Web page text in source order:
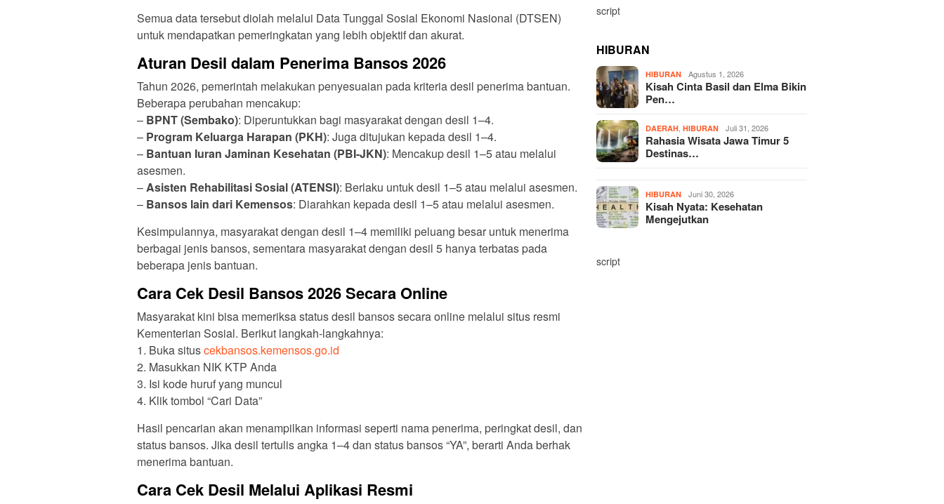
Semua data tersebut diolah melalui Data Tunggal Sosial Ekonomi Nasional (DTSEN)
untuk mendapatkan pemeringkatan yang lebih objektif dan akurat.
Aturan Desil dalam Penerima Bansos 2026
Tahun 2026, pemerintah melakukan penyesuaian pada kriteria desil penerima bantuan.
Beberapa perubahan mencakup:
– BPNT (Sembako): Diperuntukkan bagi masyarakat dengan desil 1–4.
– Program Keluarga Harapan (PKH): Juga ditujukan kepada desil 1–4.
– Bantuan Iuran Jaminan Kesehatan (PBI-JKN): Mencakup desil 1–5 atau melalui
asesmen.
–Asisten Rehabilitasi Sosial (ATENSI): Berlaku untuk desil 1–5 atau melalui asesmen.
– Bansos lain dari Kemensos: Diarahkan kepada desil 1–5 atau melalui asesmen.
Kesimpulannya, masyarakat dengan desil 1–4 memiliki peluang besar untuk menerima
berbagai jenis bansos, sementara masyarakat dengan desil 5 hanya terbatas pada
beberapa jenis bantuan.
Cara Cek Desil Bansos 2026 Secara Online
Masyarakat kini bisa memeriksa status desil bansos secara online melalui situs resmi
Kementerian Sosial. Berikut langkah-langkahnya:
1. Buka situscekbansos.kemensos.go.id
2. Masukkan NIK KTP Anda
3. Isi kode huruf yang muncul
4. Klik tombol “Cari Data”
Hasil pencarian akan menampilkan informasi seperti nama penerima, peringkat desil, dan
status bansos. Jika desil tertulis angka 1–4 dan status bansos “YA”, berarti Anda berhak
menerima bantuan.
Cara Cek Desil Melalui Aplikasi Resmi
script
HIBURAN
HIBURAN Agustus 1, 2026
Kisah Cinta Basil dan Elma Bikin
Pen…
DAERAH ,HIBURAN Juli 31, 2026
Rahasia Wisata Jawa Timur 5
Destinas…
HIBURAN Juni 30, 2026
Kisah Nyata: Kesehatan
Mengejutkan
script